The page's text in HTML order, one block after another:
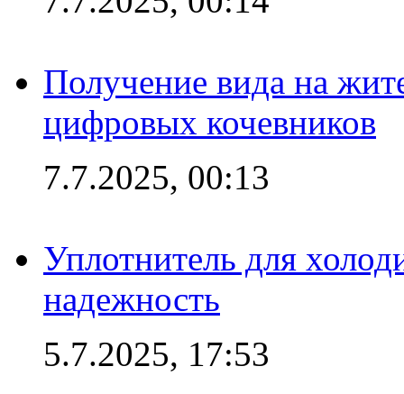
Получение вида на
цифровых кочевников
7.7.2025, 00:13
Уплотнитель для
надежность
5.7.2025, 17:53